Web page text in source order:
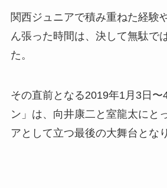
関西ジュニアで積み重ねた経験
ん張った時間は、決して無駄で
た。
その直前となる2019年1月3日〜
ン」は、向井康二と室龍太にと
アとして立つ最後の大舞台とな